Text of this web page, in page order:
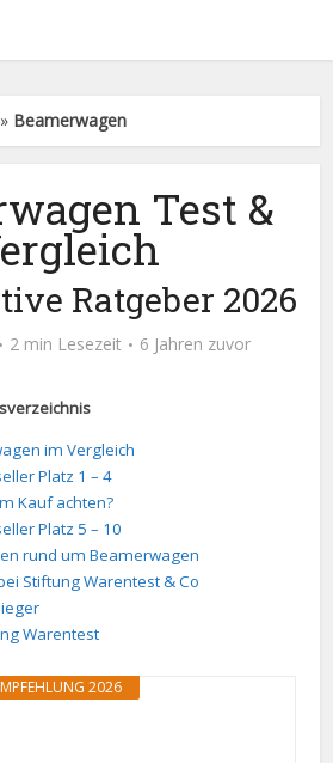
» Beamerwagen
Test &
Ratgeber 2026
2 min Lesezeit 6 Jahren zuvor
im Vergleich
Platz 1 – 4
Kauf achten?
Platz 5 – 10
rund um Beamerwagen
Stiftung Warentest & Co
Warentest
2026